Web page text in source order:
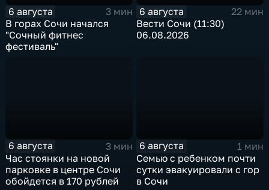
6 августа
3 мин
В горах Сочи начался
"Сочный фитнес
фестиваль"
6 августа
22 мин
Вести Сочи (11:30)
06.08.2026
6 августа
3 мин
Час стоянки на новой
парковке в центре Сочи
обойдется в 170 рублей
6 августа
1 мин
Семью с ребенком почти
сутки эвакуировали с гор
в Сочи